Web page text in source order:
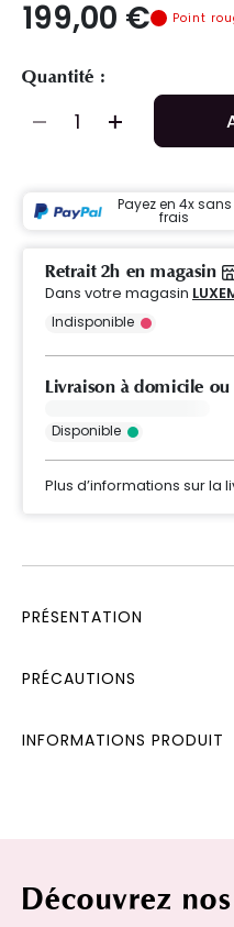
199,00 € Point
Quantité :
Payez en 4x sans
frais
Retrait 2h en magasin
Dans votre magasin
Indisponible
Livraison à domicile
Disponible
Plus d’informations sur la
PRÉSENTATION
PRÉCAUTIONS
INFORMATIONS PRODUIT
Découvrez